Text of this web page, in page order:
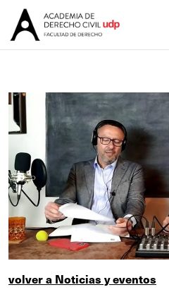
volver a Noticias y eventos